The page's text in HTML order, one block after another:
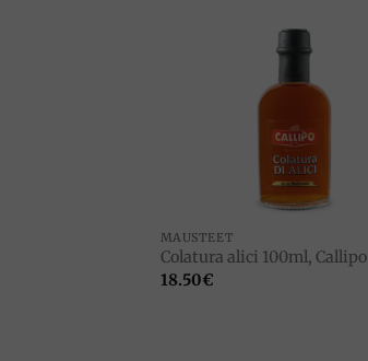
MAUSTEET
Colatura alici 100ml, Callipo
18.50€